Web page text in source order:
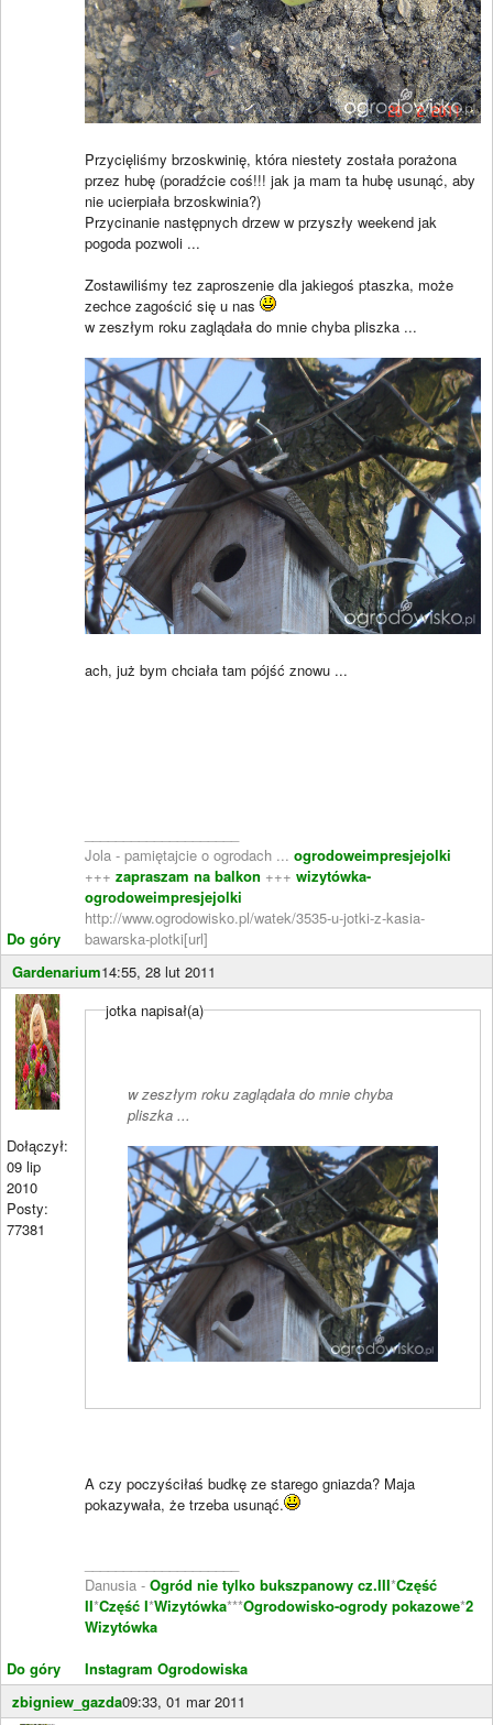
Do góry
Przycięliśmy brzoskwinię, która niestety została porażona
przez hubę (poradźcie coś!!! jak ja mam ta hubę usunąć, aby
nie ucierpiała brzoskwinia?)
Przycinanie następnych drzew w przyszły weekend jak
pogoda pozwoli ...
Zostawiliśmy tez zaproszenie dla jakiegoś ptaszka, może
zechce zagościć się u nas
w zeszłym roku zaglądała do mnie chyba pliszka ...
ach, już bym chciała tam pójść znowu ...
Jola - pamiętajcie o ogrodach ... ogrodoweimpresjejolki
+++ zapraszam na balkon +++ wizytówka-
ogrodoweimpresjejolki
http://www.ogrodowisko.pl/watek/3535-u-jotki-z-kasia-
bawarska-plotki[url]
Gardenarium14:55, 28 lut 2011
Dołączył:
09 lip
2010
Posty:
77381
Do góry
jotka napisał(a)
w zeszłym roku zaglądała do mnie chyba
pliszka ...
A czy poczyściłaś budkę ze starego gniazda? Maja
pokazywała, że trzeba usunąć.
Danusia - Ogród nie tylko bukszpanowy cz.III*Część
II*Część I*Wizytówka***Ogrodowisko-ogrody pokazowe*2
Wizytówka
Instagram Ogrodowiska
zbigniew_gazda09:33, 01 mar 2011